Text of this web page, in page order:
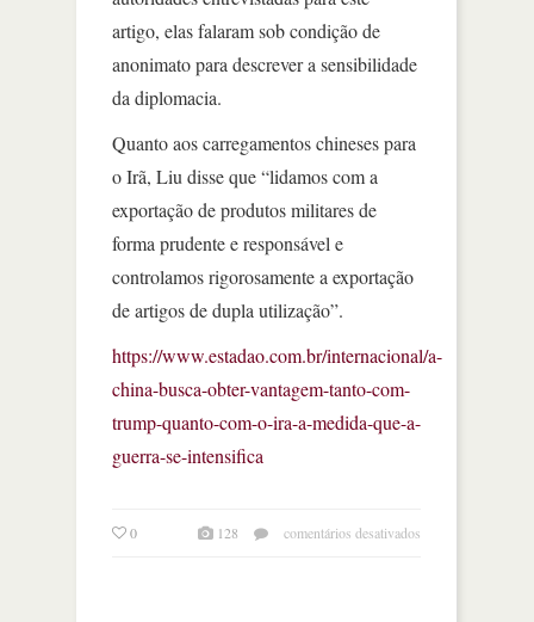
artigo, elas falaram sob condição de
anonimato para descrever a sensibilidade
da diplomacia.
Quanto aos carregamentos chineses para
o Irã, Liu disse que “lidamos com a
exportação de produtos militares de
forma prudente e responsável e
controlamos rigorosamente a exportação
de artigos de dupla utilização”.
https://www.estadao.com.br/internacional/a-
china-busca-obter-vantagem-tanto-com-
trump-quanto-com-o-ira-a-medida-que-a-
guerra-se-intensifica
0 128 comentários desativados